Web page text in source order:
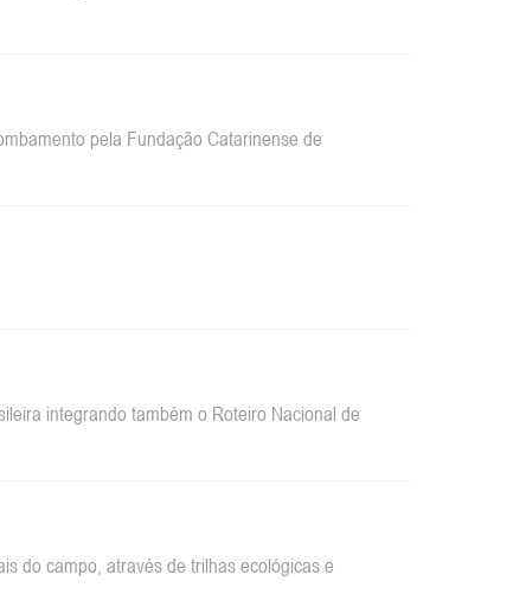
pela Fundação Catarinense de
integrando também o Roteiro Nacional de
do campo, através de trilhas ecológicas e